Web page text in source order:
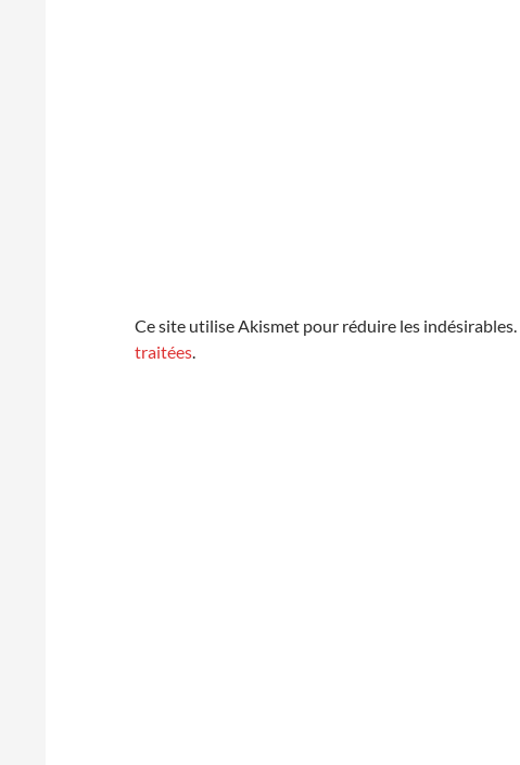
Ce site utilise Akismet pour réduire les indésirables.
traitées.